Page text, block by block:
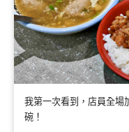
我第一次看到，店員全場
碗！